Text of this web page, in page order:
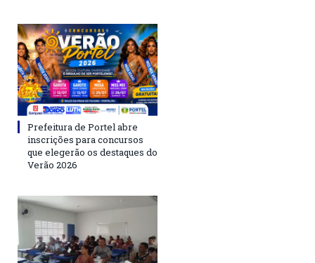
Prefeitura de Portel abre
inscrições para concursos
que elegerão os destaques do
Verão 2026